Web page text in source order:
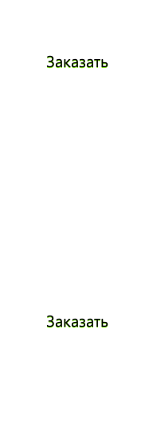
Заказать
Заказать